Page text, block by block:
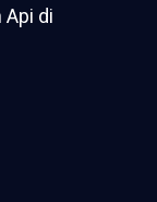
Api di